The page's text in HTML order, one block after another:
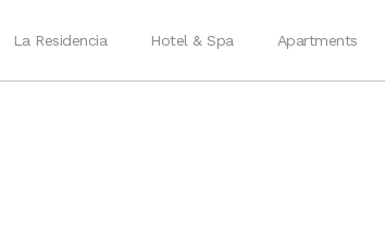
La Residencia Hotel & Spa Apartments